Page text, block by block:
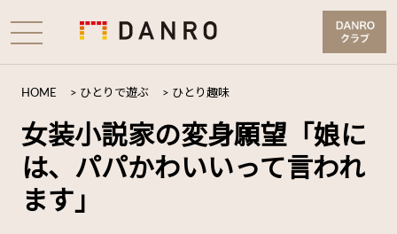
HOME > ひとりで遊ぶ > ひとり趣味
女装小説家の変身願望「娘に
は、パパかわいいって言われ
ます」